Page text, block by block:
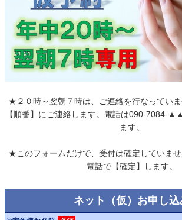
★２０時～翌朝７時は、ご連絡を行なってい
【順番】にご連絡します。電話は090-7084-
ます。
★このフォームだけで、受付は確定していま
電話で【確定】します。
ネット（仮）お申し込